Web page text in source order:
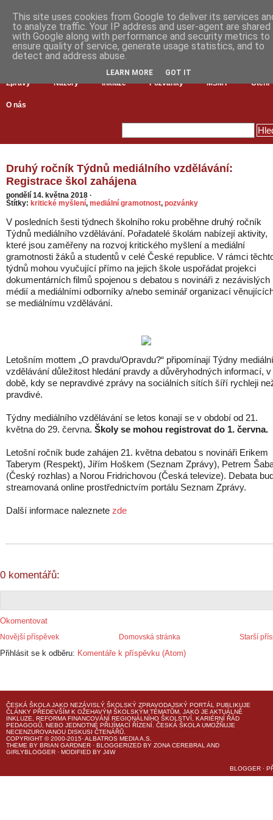
Zprávy Názory Inkluze Pozvánky MŠMT Čtení
O nás
Druhý ročník Týdnů mediálního vzdělávání:
Registrace škol zahájena
pondělí 14. května 2018 ·
Štítky: kritické myšlení, mediální gramotnost, pozvánky
V posledních šesti týdnech školního roku proběhne druhý ročník
Týdnů mediálního vzdělávání. Pořadatelé školám nabízejí aktivity,
které jsou zaměřeny na rozvoj kritického myšlení a mediální
gramotnosti žáků a studentů v celé České republice. V rámci
týdnů mohou vyučující přímo na jejich škole uspořádat projekci
dokumentárních filmů spojenou s debatou s novináři z nezávislých
médií a mediálními odborníky a/nebo seminář organizací
se mediálnímu vzdělávání.
Letošním mottem „O pravdu/Opravdu?“ připomínají Týdny
vzdělávání důležitost hledání pravdy a důvěryhodných informací, v
době, kdy se nepravdivé zprávy na sociálních sítích šíří rychleji
pravdivé.
Týdny mediálního vzdělávání se letos konají se v období od 21.
května do 29. června. Školy se mohou registrovat do 1. června.
Letošní ročník bude zahájen 21. května debatou s novináři Erikem
Taberym (Respekt), Jiřím Hoškem (Seznam Zprávy), Petrem
(Český rozhlas) a Norou Fridrichovou (Česká televize). Debata
streamovaná online prostřednictvím portálu Seznam Zprávy.
Další informace naleznete zde
0 komentářů:
Okomentovat
Novější příspěvek Starší
Domovská stránka
Přihlásit se k odběru: Komentáře k příspěvku (Atom)
ČESKÁ ŠKOLA JAKO NEZÁVISLÝ ŠKOLSKÝ ZPRAVODAJSKÝ PORTÁL PUBLIKUJE
ČLÁNKY PŘEDEVŠÍM K OŽEHAVÝM ŠKOLSKÝM TÉMATŮM, JAKO JE AKTUÁLNĚ
INKLUZE, REFORMA FINANCOVÁNÍ REGIONÁLNÍHO ŠKOLSTVÍ, KARIÉRNÍ ŘÁD
PEDAGOGŮ, NEBO JEDNOTNÉ PŘIJÍMACÍ ŘÍZENÍ. ČESKÁ ŠKOLA UMOŽŇUJE
NECENZUROVANOU DISKUSI ČTENÁŘŮ.
COPYRIGHT © 2000-2015· ALBATROS MEDIA A.S.
THEME BY BRIAN GARDNER · BLOGGERIZED BY ZONA CEREBRAL AND
GIRLYBLOGGER · MODIFIED BY J4W
BLOGGER ·
This site uses cookies from Google to deliver its services
to analyze traffic. Your IP address and user-agent are shared
with Google along with performance and security metrics to
ensure quality of service, generate usage statistics, and to
detect and address abuse.
LEARN MORE GOT IT